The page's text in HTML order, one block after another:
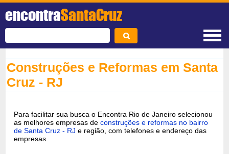
encontraSantaCruz
Construções e Reformas em Santa
Cruz - RJ
Para facilitar sua busca o Encontra Rio de Janeiro selecionou
as melhores empresas deconstruções e reformas no bairro
de Santa Cruz - RJ e região, com telefones e endereço das
empresas.